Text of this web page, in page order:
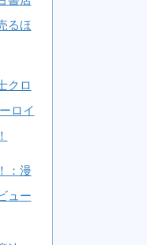
るほ
クロ
ロイ
：漫
ュー